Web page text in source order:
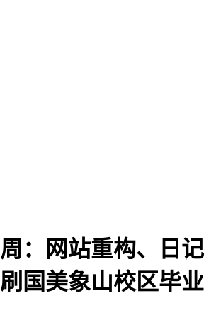
：网站重构、日记
国美象山校区毕业